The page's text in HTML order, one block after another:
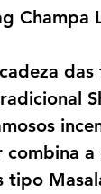
Champa
combina
tipo